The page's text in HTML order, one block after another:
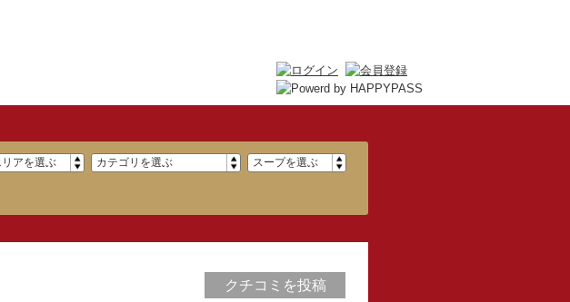
クチコミを投稿